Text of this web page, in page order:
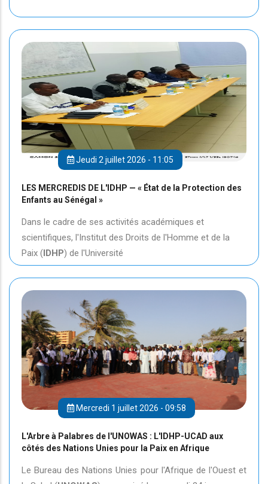
Jeudi 2 juillet 2026 - 11:05
LES MERCREDIS DE L'IDHP — « État de la Protection des
Enfants au Sénégal »
Dans le cadre de ses activités académiques et
scientifiques, l'Institut des Droits de l'Homme et de la
Paix (IDHP) de l'Université
Mercredi 1 juillet 2026 - 09:58
L'Arbre à Palabres de l'UNOWAS : L'IDHP-UCAD aux
côtés des Nations Unies pour la Paix en Afrique
Le Bureau des Nations Unies pour l'Afrique de l'Ouest et